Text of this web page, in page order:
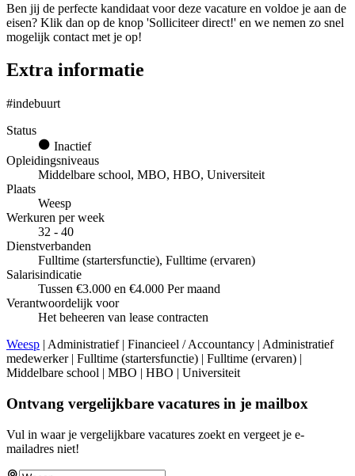
Ben jij de perfecte kandidaat voor deze vacature en voldoe je aan de
eisen? Klik dan op de knop 'Solliciteer direct!' en we nemen zo snel
mogelijk contact met je op!
Extra informatie
#indebuurt
Status
Inactief
Opleidingsniveaus
Middelbare school, MBO, HBO, Universiteit
Plaats
Weesp
Werkuren per week
32 - 40
Dienstverbanden
Fulltime (startersfunctie), Fulltime (ervaren)
Salarisindicatie
Tussen €3.000 en €4.000 Per maand
Verantwoordelijk voor
Het beheeren van lease contracten
Weesp | Administratief | Financieel / Accountancy | Administratief
medewerker | Fulltime (startersfunctie) | Fulltime (ervaren) |
Middelbare school | MBO | HBO | Universiteit
Ontvang vergelijkbare vacatures in je mailbox
Vul in waar je vergelijkbare vacatures zoekt en vergeet je e-
mailadres niet!